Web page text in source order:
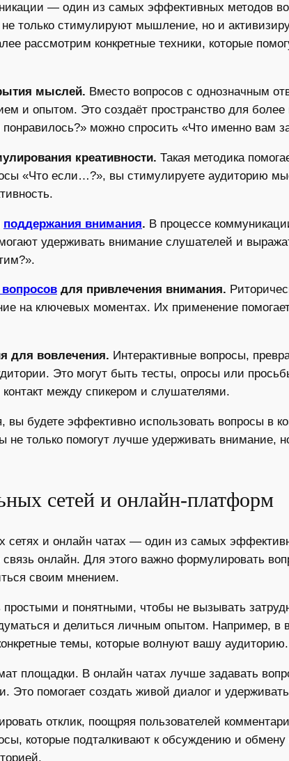
— один из самых эффективных методов
только стимулируют мышление, но и
рассмотрим конкретные техники, которые
мыслей. Вместо вопросов с однозначным
и опытом. Это создаёт пространство для более
можно спросить «Что именно вам
креативности. Такая методика
«Что если…?», вы стимулируете аудиторию
поддержания внимания. В процессе
удерживать внимание слушателей и
вопросов для привлечения внимания.
на ключевых моментах. Их применение
для вовлечения. Интерактивные вопросы,
Это могут быть тесты, опросы или
между спикером и слушателями.
будете эффективно использовать вопросы в
не только помогут лучше удерживать внимание,
сетей и онлайн-платформ
сетях и онлайн чатах — один из самых
онлайн. Для этого важно формулировать
своим мнением.
и понятными, чтобы не вызывать
и делиться личным опытом. Например, в
темы, которые волнуют вашу аудиторию.
площадки. В онлайн чатах лучше задавать
помогает создать живой диалог и
отклик, поощряя пользователей
которые подталкивают к обсуждению и